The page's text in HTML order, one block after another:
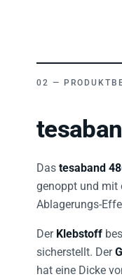
Das tesaband
genoppt und mit
Ablagerungs-
Der Klebstoff
sicherstellt. Der
hat eine Dicke